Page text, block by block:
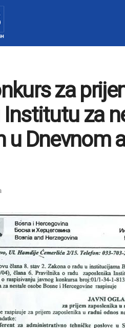
za
za
u Dnevnom